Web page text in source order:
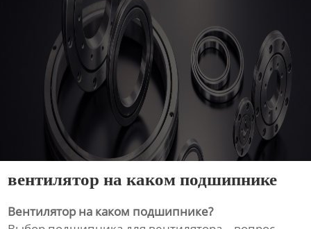
Контакты
вентилятор на каком подшипнике
Вентилятор на каком подшипнике?